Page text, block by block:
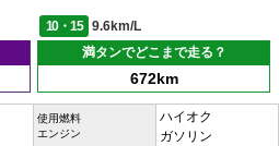
10・15
9.6km/L
満タンでどこまで走る？
672km
使用燃料
エンジン
ハイオク
ガソリン